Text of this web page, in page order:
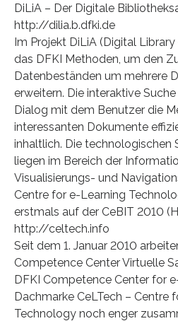
DiLiA – Der Digitale
http://dilia.b.dfki.de
Im Projekt DiLiA (Digital
das DFKI Methoden, um den
Datenbeständen um mehrere
erweitern. Die interaktive
Dialog mit dem Benutzer die
interessanten Dokumente
inhaltlich. Die technologischen
liegen im Bereich der
Visualisierungs- und
Centre for e-Learning
erstmals auf der CeBIT 2010
http://celtech.info
Seit dem 1. Januar 2010
Competence Center Virtuelle
DFKI Competence Center for
Dachmarke CeLTech – Centre
Technology noch enger